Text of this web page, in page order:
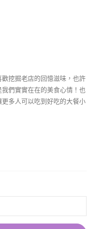
挖掘老店的回憶滋味，也許
們實實在在的美食心情！也
多人可以吃到好吃的大餐小